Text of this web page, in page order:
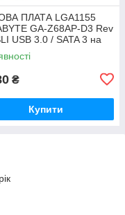
ПЛАТА LGA1155
GA-Z68AP-D3 Rev
USB 3.0 / SATA 3 на
з ГАРАНТІЄЮ
₴
Купити